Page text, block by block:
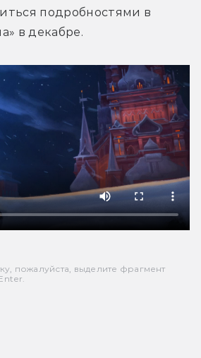
подробностями в
в декабре.
пожалуйста, выделите фрагмент